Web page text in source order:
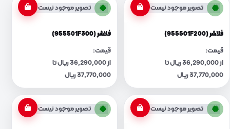
تصویر موجود نیست
فلاشر (955501F200)
قیمت:
از 36,290,000 ریال تا
37,770,000 ریال
تصویر موجود نیست
فلاشر (955501F300)
قیمت:
از 36,290,000 ریال تا
37,770,000 ریال
تصویر موجود نیست تصویر موجود نیست